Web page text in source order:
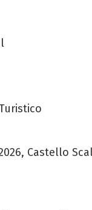
Castello